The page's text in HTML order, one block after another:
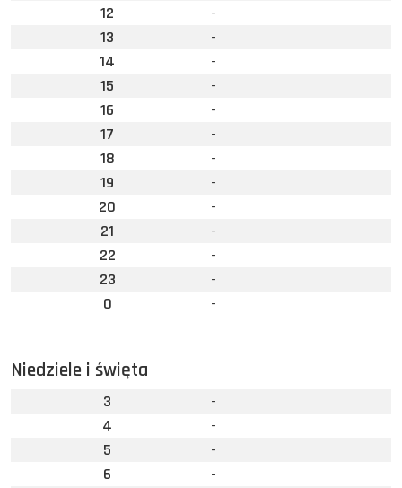
12
-
13
-
14
-
15
-
16
-
17
-
18
-
19
-
20
-
21
-
22
-
23
-
0
-
Niedziele i święta
3
-
4
-
5
-
6
-